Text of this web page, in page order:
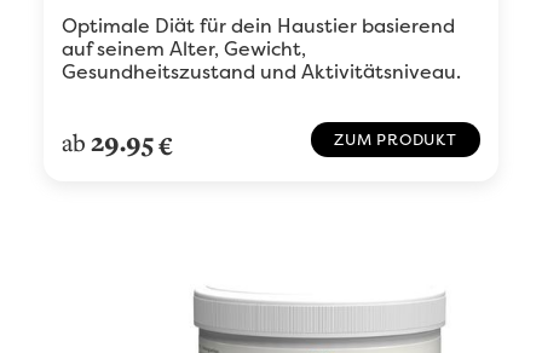
Optimale Diät für dein Haustier basierend
auf seinem Alter, Gewicht,
Gesundheitszustand und Aktivitätsniveau.
ab29.95€ ZUM PRODUKT